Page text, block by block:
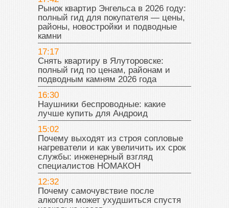
Рынок квартир Энгельса в 2026 году:
полный гид для покупателя — цены,
районы, новостройки и подводные
камни
17:17
Снять квартиру в Ялуторовске:
полный гид по ценам, районам и
подводным камням 2026 года
16:30
Наушники беспроводные: какие
лучше купить для Андроид
15:02
Почему выходят из строя сопловые
нагреватели и как увеличить их срок
службы: инженерный взгляд
специалистов НОМАКОН
12:32
Почему самочувствие после
алкоголя может ухудшиться спустя